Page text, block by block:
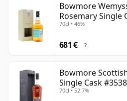
Bowmore
Rosemary Single
70cl • 46%
681 € ?
Bowmore
Single Cask
70cl • 52.7%